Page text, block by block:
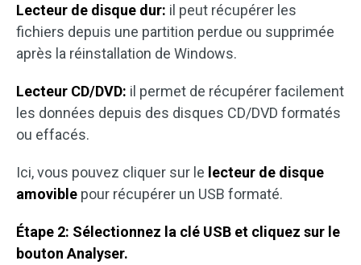
Lecteur de disque dur: il peut récupérer les
fichiers depuis une partition perdue ou supprimée
après la réinstallation de Windows.
Lecteur CD/DVD: il permet de récupérer facilement
les données depuis des disques CD/DVD formatés
ou effacés.
Ici, vous pouvez cliquer sur le lecteur de disque
amovible pour récupérer un USB formaté.
Étape 2: Sélectionnez la clé USB et cliquez sur le
bouton Analyser.